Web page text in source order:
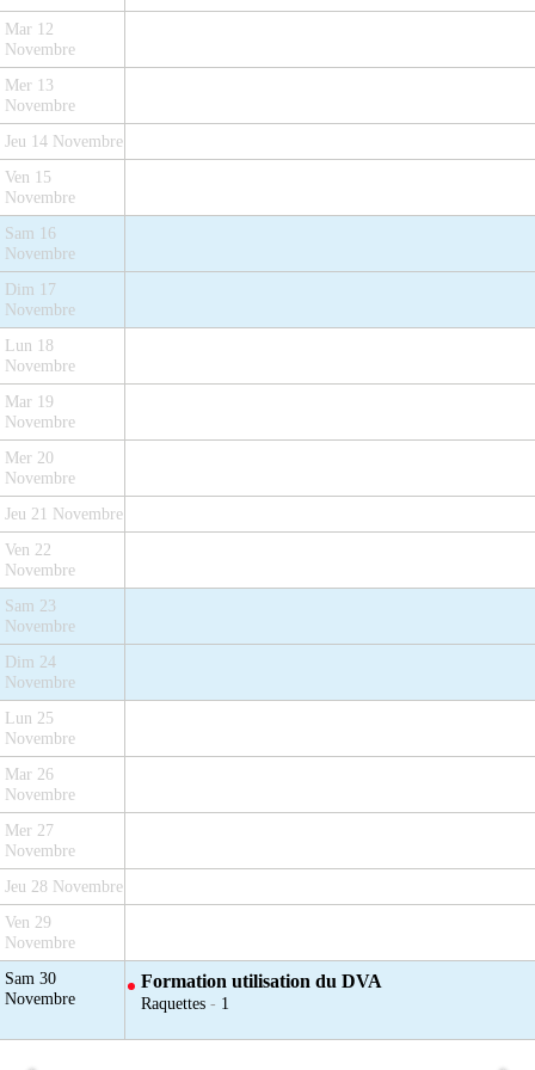
Mar 12
Novembre
Mer 13
Novembre
Jeu 14 Novembre
Ven 15
Novembre
Sam 16
Novembre
Dim 17
Novembre
Lun 18
Novembre
Mar 19
Novembre
Mer 20
Novembre
Jeu 21 Novembre
Ven 22
Novembre
Sam 23
Novembre
Dim 24
Novembre
Lun 25
Novembre
Mar 26
Novembre
Mer 27
Novembre
Jeu 28 Novembre
Ven 29
Novembre
Sam 30
Novembre
Formation utilisation du DVA
Raquettes - 1